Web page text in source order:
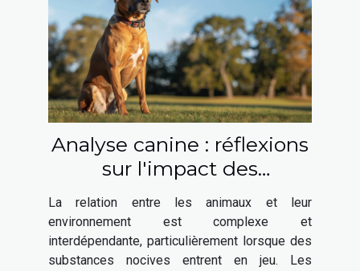
Analyse canine : réflexions
sur l'impact des
substances nocives sur le
comportement animal
La relation entre les animaux et leur
environnement est complexe et
interdépendante, particulièrement lorsque des
substances nocives entrent en jeu. Les